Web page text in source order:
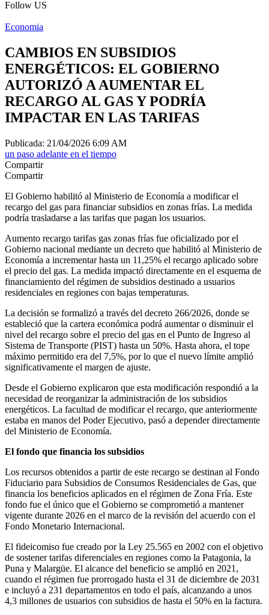
Follow US
Economia
CAMBIOS EN SUBSIDIOS
ENERGÉTICOS: EL GOBIERNO
AUTORIZÓ A AUMENTAR EL
RECARGO AL GAS Y PODRÍA
IMPACTAR EN LAS TARIFAS
Publicada: 21/04/2026 6:09 AM
un paso adelante en el tiempo
Compartir
Compartir
El Gobierno habilitó al Ministerio de Economía a modificar el
recargo del gas para financiar subsidios en zonas frías. La medida
podría trasladarse a las tarifas que pagan los usuarios.
Aumento recargo tarifas gas zonas frías fue oficializado por el
Gobierno nacional mediante un decreto que habilitó al Ministerio de
Economía a incrementar hasta un 11,25% el recargo aplicado sobre
el precio del gas. La medida impactó directamente en el esquema de
financiamiento del régimen de subsidios destinado a usuarios
residenciales en regiones con bajas temperaturas.
La decisión se formalizó a través del decreto 266/2026, donde se
estableció que la cartera económica podrá aumentar o disminuir el
nivel del recargo sobre el precio del gas en el Punto de Ingreso al
Sistema de Transporte (PIST) hasta un 50%. Hasta ahora, el tope
máximo permitido era del 7,5%, por lo que el nuevo límite amplió
significativamente el margen de ajuste.
Desde el Gobierno explicaron que esta modificación respondió a la
necesidad de reorganizar la administración de los subsidios
energéticos. La facultad de modificar el recargo, que anteriormente
estaba en manos del Poder Ejecutivo, pasó a depender directamente
del Ministerio de Economía.
El fondo que financia los subsidios
Los recursos obtenidos a partir de este recargo se destinan al Fondo
Fiduciario para Subsidios de Consumos Residenciales de Gas, que
financia los beneficios aplicados en el régimen de Zona Fría. Este
fondo fue el único que el Gobierno se comprometió a mantener
vigente durante 2026 en el marco de la revisión del acuerdo con el
Fondo Monetario Internacional.
El fideicomiso fue creado por la Ley 25.565 en 2002 con el objetivo
de sostener tarifas diferenciales en regiones como la Patagonia, la
Puna y Malargüe. El alcance del beneficio se amplió en 2021,
cuando el régimen fue prorrogado hasta el 31 de diciembre de 2031
e incluyó a 231 departamentos en todo el país, alcanzando a unos
4,3 millones de usuarios con subsidios de hasta el 50% en la factura.